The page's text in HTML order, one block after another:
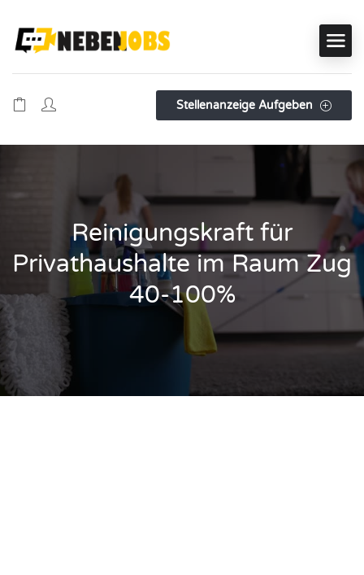
Stellenanzeige Aufgeben
Reinigungskraft für
Privathaushalte im Raum Zug
40-100%